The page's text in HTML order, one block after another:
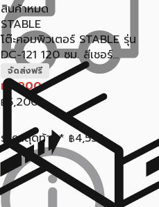
สินค้าหมด
STABLE
โต๊ะคอมพิวเตอร์ STABLE รุ่น
DC-121 120 ซม. สีเชอร์...
จัดส่งฟรี
฿ 4,900
฿ 5,200
ราคาสุดท้าย* ฿4,559